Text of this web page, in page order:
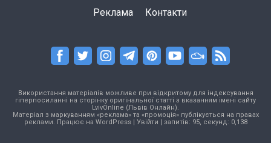
Реклама Контакти
Використання матеріалів можливе при відкритому для індексування
гіперпосиланні на сторінку оригінальної статті з вказанням імені сайту
LvivOnline (Львів Онлайн).
Матеріал з маркуванням «реклама» та «промоція» публікується на правах
реклами. Працює на WordPress| Увійти | запитів: 95, секунд: 0,138